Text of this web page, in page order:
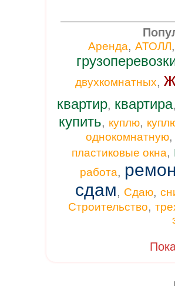
Аренда, АТОЛЛ
двухкомнатных,
квартир, квартира
купить, куплю,
однокомнатную
пластиковые окна,
работа,
сдам, Сдаю,
Строительство,